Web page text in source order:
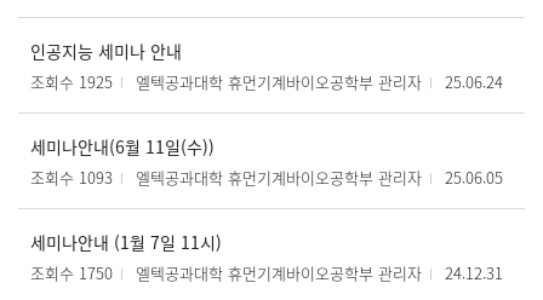
인공지능 세미나 안내
조회수 1925 엘텍공과대학 휴먼기계바이오공학부 관리자 25.06.24
세미나안내(6월 11일(수))
조회수 1093 엘텍공과대학 휴먼기계바이오공학부 관리자 25.06.05
세미나안내 (1월 7일 11시)
조회수 1750 엘텍공과대학 휴먼기계바이오공학부 관리자 24.12.31